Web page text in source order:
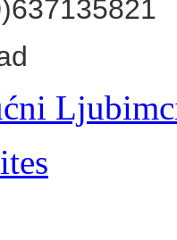
)637135821